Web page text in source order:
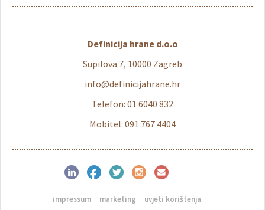
Definicija hrane d.o.o
Supilova 7, 10000 Zagreb
info@definicijahrane.hr
Telefon: 01 6040 832
Mobitel: 091 767 4404
impressum marketing uvjeti korištenja